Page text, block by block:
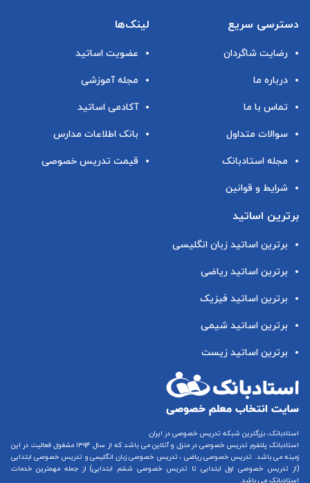
دسترسی سریع
رضایت شاگردان
درباره ما
تماس با ما
سوالات متداول
مجله استادبانک
شرایط و قوانین
لینک‌ها
عضویت اساتید
مجله آموزشی
آکادمی اساتید
بانک اطلاعات مدارس
قیمت تدریس خصوصی
برترین اساتید
برترین اساتید زبان انگلیسی
برترین اساتید ریاضی
برترین اساتید فیزیک
برترین اساتید شیمی
برترین اساتید زیست
استادبانک، بزرگترین شبکه تدریس خصوصی در ایران
استادبانک پلتفرم تدریس خصوصی در منزل و آنلاین
می باشد که از سال ۱۳۹۴ مشغول فعالیت در این
زمینه می باشد. تدریس خصوصی ریاضی ، تدریس خصوصی زبان انگلیسیو تدریس خصوصی ابتدایی
(از تدریس خصوصی اول ابتدایی تا تدریس خصوصی ششم ابتدایی) از جمله مهمترین خدمات
استادبانک می باشد.